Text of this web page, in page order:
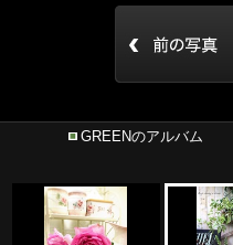
GREENのアルバム